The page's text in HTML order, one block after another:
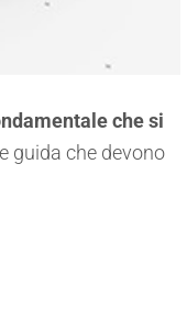
che si
guida che devono